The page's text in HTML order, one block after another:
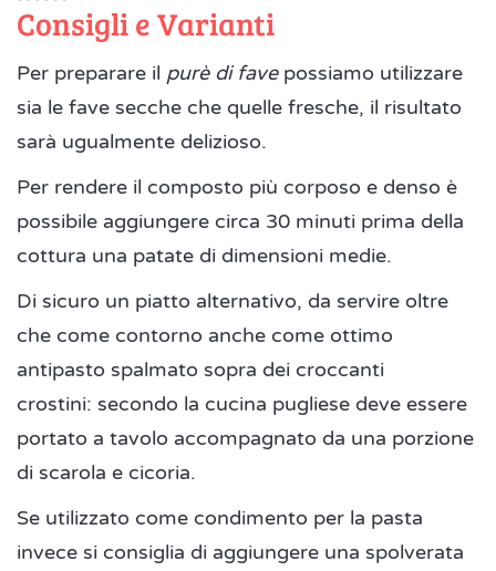
Consigli e Varianti
Per preparare il purè di favepossiamo utilizzare
sia le fave secche che quelle fresche, il risultato
sarà ugualmente delizioso.
Per rendere il composto più corposo e denso è
possibile aggiungere circa 30 minuti prima della
cottura una patate di dimensioni medie.
Di sicuro un piatto alternativo, da servire oltre
che come contorno anche come ottimo
antipasto spalmato sopra dei croccanti
crostini: secondo la cucina pugliese deve essere
portato a tavolo accompagnato da una porzione
di scarola e cicoria.
Se utilizzato come condimento per la pasta
invece si consiglia di aggiungere una spolverata